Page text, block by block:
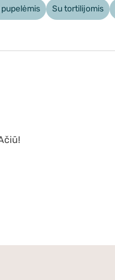
Su tortilijomis